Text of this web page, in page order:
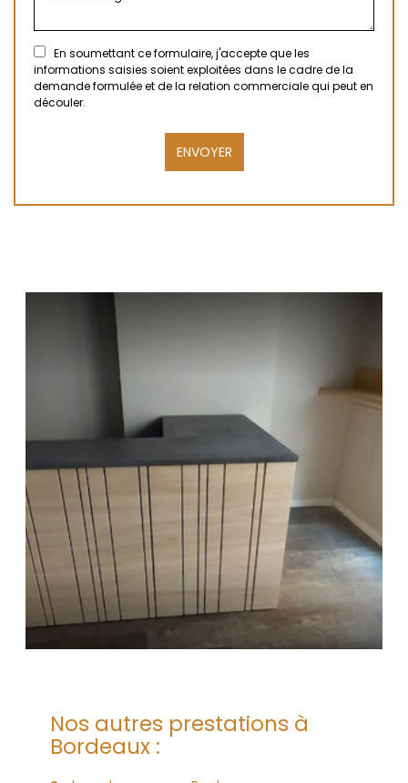
En soumettant ce formulaire, j'accepte que les
informations saisies soient exploitées dans le cadre de la
demande formulée et de la relation commerciale qui peut en
découler.
Nos autres prestations à
Bordeaux :